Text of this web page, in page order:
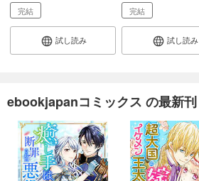
完結
試し読み
完結
試し読み
ebookjapanコミックス の最新刊